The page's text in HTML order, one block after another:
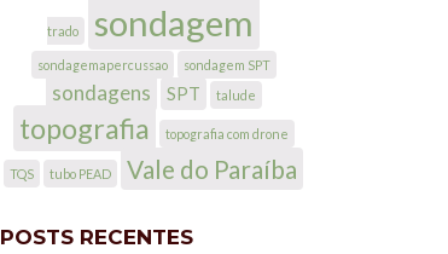
trado sondagem
sondagemapercussao sondagem SPT
sondagens SPT talude
topografia topografia com drone
TQS tubo PEAD Vale do Paraíba
POSTS RECENTES